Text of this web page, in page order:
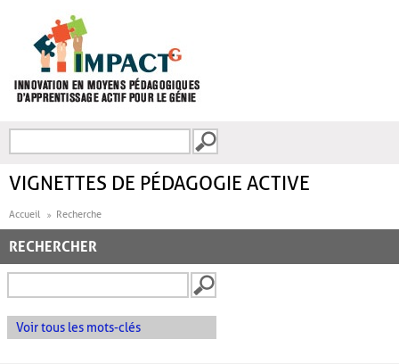
FORMULAIRE DE
VIGNETTES DE PÉDAGOGIE ACTIVE
Accueil Recherche
RECHERCHER
Voir tous les mots-clés